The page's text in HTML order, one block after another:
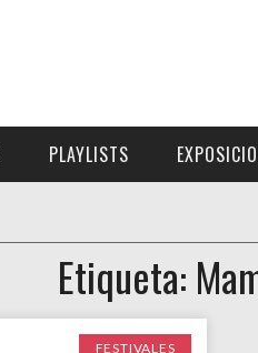
PLAYLISTS
Etiqueta:
FESTIVALES